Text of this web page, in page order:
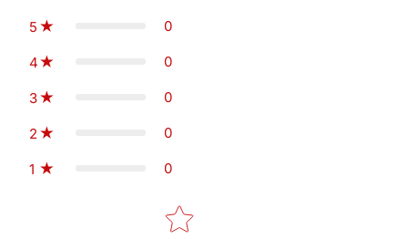
5 0
4 0
3 0
2 0
1 0
Star rating